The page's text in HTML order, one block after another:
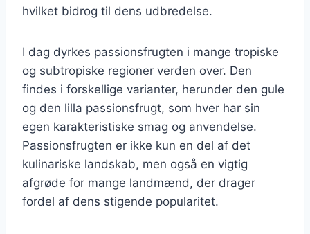
hvilket bidrog til dens udbredelse.
I dag dyrkes passionsfrugten i mange tropiske
og subtropiske regioner verden over. Den
findes i forskellige varianter, herunder den gule
og den lilla passionsfrugt, som hver har sin
egen karakteristiske smag og anvendelse.
Passionsfrugten er ikke kun en del af det
kulinariske landskab, men også en vigtig
afgrøde for mange landmænd, der drager
fordel af dens stigende popularitet.